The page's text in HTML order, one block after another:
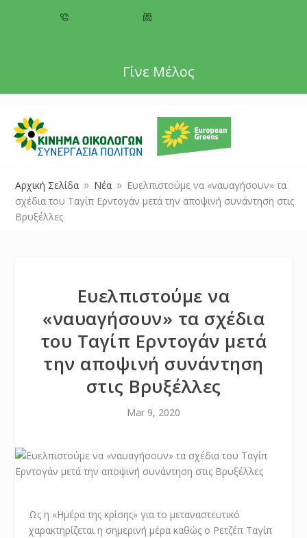
Γίνε Μέλος
Αρχική Σελίδα 9 Νέα 9
Ευελπιστούμε να «ναυαγήσουν» τα
σχέδια του Ταγίπ Ερντογάν μετά την αποψινή συνάντηση στις
Βρυξέλλες
Ευελπιστούμε να
«ναυαγήσουν» τα σχέδια
του Ταγίπ Ερντογάν μετά
την αποψινή συνάντηση
στις Βρυξέλλες
Mar 9, 2020
Ως η «Ημέρα της κρίσης» για το μεταναστευτικό
χαρακτηρίζεται η σημερινή μέρα καθώς ο Ρετζέπ Ταγίπ